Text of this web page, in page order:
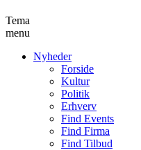
Tema
menu
Nyheder
Forside
Kultur
Politik
Erhverv
Find Events
Find Firma
Find Tilbud